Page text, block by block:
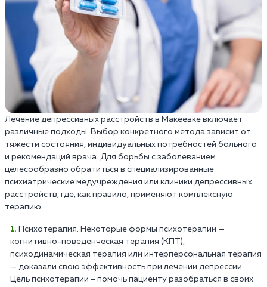
Лечение депрессивных расстройств в Макеевке включает
различные подходы. Выбор конкретного метода зависит от
тяжести состояния, индивидуальных потребностей больного
и рекомендаций врача. Для борьбы с заболеванием
целесообразно обратиться в специализированные
психиатрические медучреждения или клиники депрессивных
расстройств, где, как правило, применяют комплексную
терапию.
Психотерапия. Некоторые формы психотерапии —
когнитивно-поведенческая терапия (КПТ),
психодинамическая терапия или интерперсональная терапия
— доказали свою эффективность при лечении депрессии.
Цель психотерапии – помочь пациенту разобраться в своих